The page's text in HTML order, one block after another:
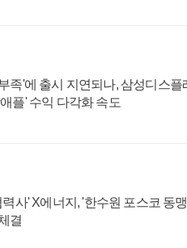
족'에 출시 지연되나, 삼성디스플
플' 수익 다각화 속도
사' X에너지, '한수원 포스코 동
결